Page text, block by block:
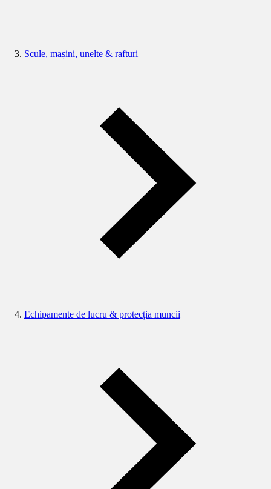
Scule, mașini, unelte & rafturi
Echipamente de lucru & protecția muncii